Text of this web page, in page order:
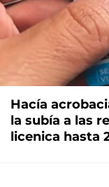
Hacía
la subía a las
licenica hasta